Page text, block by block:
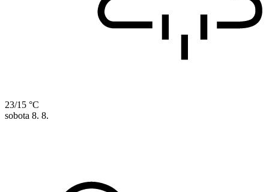
23/15 °C
sobota 8. 8.